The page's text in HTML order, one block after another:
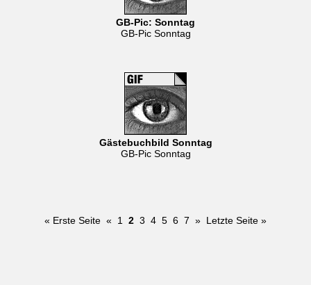
GB-Pic: Sonntag
GB-Pic Sonntag
Gästebuchbild Sonntag
GB-Pic Sonntag
« Erste Seite « 1 2 3 4 5 6 7 » Letzte Seite »